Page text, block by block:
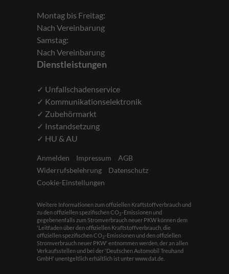
Montag bis Freitag:
Nach Vereinbarung
Samstag:
Nach Vereinbarung
Dienstleistungen
✓ Unfallschadenservice
✓ Kommunikationselektronik
✓ Zubehörmarkt
✓ Instandsetzung
✓ HU & AU
Anmelden Impressum
AGB
Widerrufsbelehrung
Datenschutz
Cookie-Einstellungen
Weitere Informationen zum offiziellen Kraftstoffverbrauch und
zu den offiziellen spezifischen CO2-Emissionen und
gegebenenfalls zum Stromverbrauch neuer PKW können dem
'Leitfaden über den offiziellen Kraftstoffverbrauch, die
offiziellen spezifischen CO2-Emissionen und den offiziellen
Stromverbrauch neuer PKW' entnommen werden, der an allen
Verkaufsstellen und bei der 'Deutschen Automobil Treuhand
GmbH' unentgeltlich erhältlich ist unter www.dat.de.